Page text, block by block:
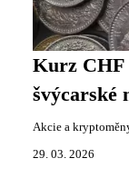
Kurz CHF
švýcarské
Akcie a
29. 03. 2026